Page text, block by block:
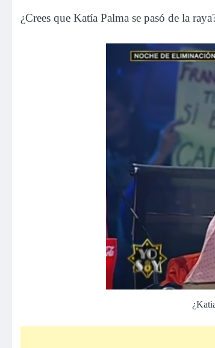
¿Crees que Katía Palma se pasó de la